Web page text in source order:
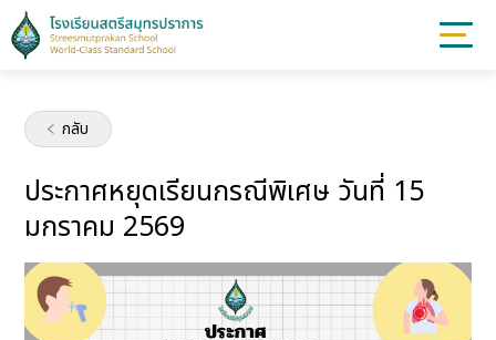
กลับ
ประกาศหยุดเรียนกรณีพิเศษ วันที่ 15
มกราคม 2569